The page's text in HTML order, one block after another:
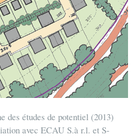
études de potentiel (2013)
avec ECAU S.à r.l. et S-